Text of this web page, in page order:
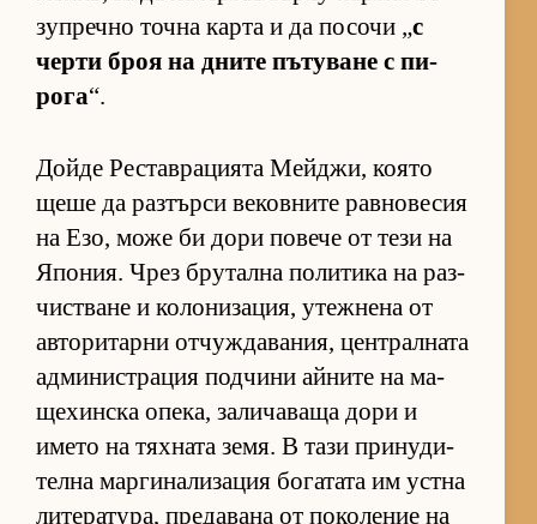
зуп­речно точна карта и да по­сочи „с
черти броя на дните пъ­ту­ване с пи­
рога“.
Дойде Рес­тав­ра­ци­ята Мей­джи, ко­ято
щеше да раз­търси ве­ков­ните рав­но­ве­сия
на Езо, може би дори по­вече от тези на
Япо­ния. Чрез бру­тална по­ли­тика на раз­
чис­т­ване и ко­ло­ни­за­ция, утеж­нена от
ав­то­ри­тарни от­чуж­да­ва­ния, цен­т­рал­ната
ад­ми­нис­т­ра­ция под­чини ай­ните на ма­
ще­хин­ска опе­ка, за­ли­ча­ваща дори и
името на тях­ната зе­мя. В тази при­ну­ди­
телна мар­ги­на­ли­за­ция бо­га­тата им ус­тна
ли­те­ра­ту­ра, пре­да­вана от по­ко­ле­ние на